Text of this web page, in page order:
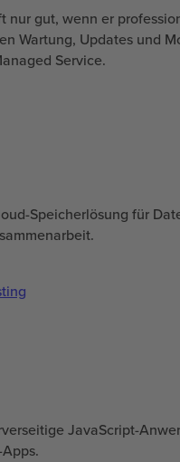
nur gut, wenn er
Wartung, Updates und
Service.
Speicherlösung für
JavaScript-